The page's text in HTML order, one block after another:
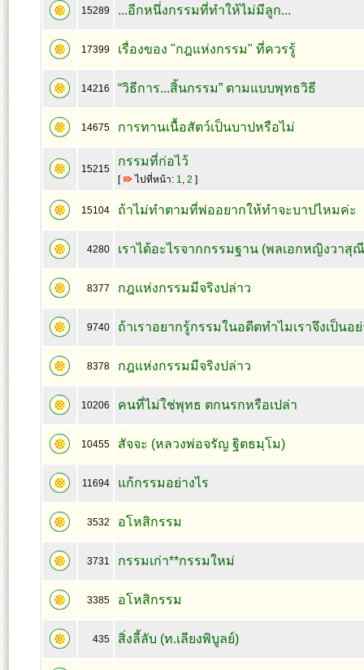
15289 ...อีกหนึ่งกรรมที่ทำให้ไม่มีลูก...
17399 เรื่องของ "กฎแห่งกรรม" ที่ควรรู้
14216 “วิธีการ...สิ้นกรรม” ตามแบบพุทธวิธี
14675 การทานเนื้อสัตว์เป็นบาปหรือไม่
15215
กรรมที่ก่อไว้
[ ไปที่หน้า: 1, 2 ]
15104 ถ้าไม่ทำตามที่พ่ออยากให้ทำจะบาปไหมค่ะ
4280 เราได้อะไรจากกรรมฐาน (พลเอกหญิงวาสุ
8377 กฎแห่งกรรมมีจริงปล่าว
9740 ถ้าเราอยากรู้กรรมในอดีตทำไมเราจึงเป็นอ
8378 กฎแห่งกรรมมีจริงปล่าว
10206 คนที่ไม่ใช่พุทธ ตกนรกหรือเปล่า
10455 สัจจะ (หลวงพ่อจรัญ ฐิตธมฺโม)
11694 แก้กรรมอย่างไร
3532 อโหสิกรรม
3731 กรรมเก่า**กรรมใหม่
3385 อโหสิกรรม
435 สิ่งลี้ลับ (ท.เลียงพิบูลย์)